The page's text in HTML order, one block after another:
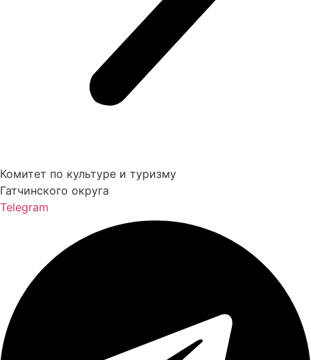
Комитет по культуре и туризму
Гатчинского округа
Telegram